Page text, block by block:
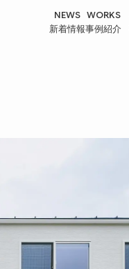
NEWS
新着情報
WORKS
事例紹介
SAUNA